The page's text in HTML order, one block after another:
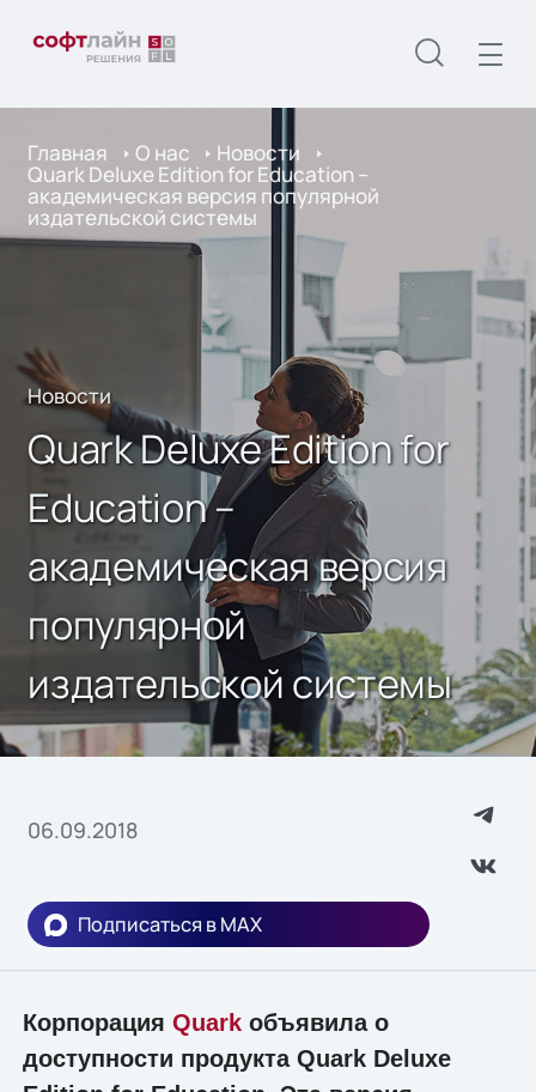
Главная О нас Новости
Quark Deluxe Edition for Education –
академическая версия популярной
издательской системы
Новости
Quark Deluxe Edition for
Education –
академическая версия
популярной
издательской системы
06.09.2018
Подписаться в MAX
Корпорация Quarkобъявила о
доступности продукта Quark Deluxe